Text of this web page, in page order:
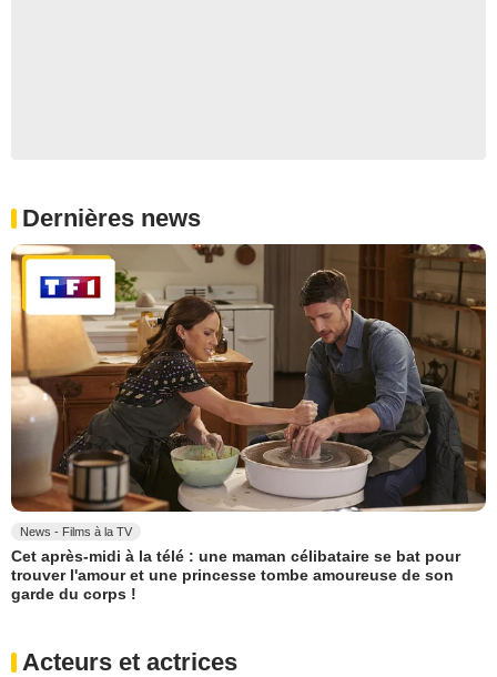
Dernières news
News - Films à la TV
Cet après-midi à la télé : une maman célibataire se bat pour
trouver l'amour et une princesse tombe amoureuse de son
garde du corps !
Acteurs et actrices